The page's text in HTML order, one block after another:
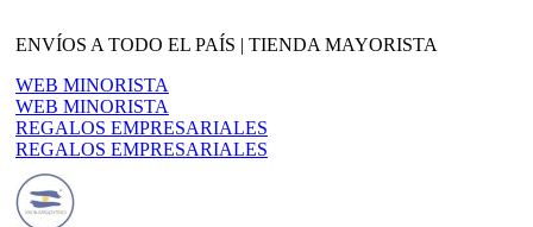
al
ENVÍOS A TODO EL PAÍS | TIENDA MAYORISTA
WEB MINORISTA
WEB MINORISTA
REGALOS EMPRESARIALES
REGALOS EMPRESARIALES